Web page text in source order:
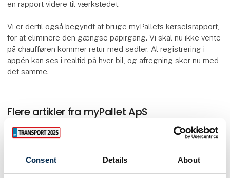
Consent Details About
en rapport videre til værkstedet.
Vi er dertil også begyndt at bruge myPallets kørselsrapport,
for at eliminere den gængse papirgang. Vi skal nu ikke vente
på chaufføren kommer retur med sedler. Al registrering i
appén kan ses i realtid på hver bil, og afregning sker nu med
det samme.
Flere artikler fra myPallet ApS